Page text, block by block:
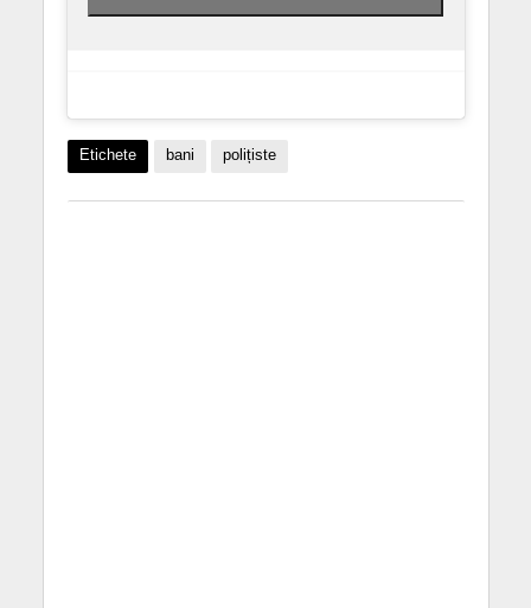
Etichete bani polițiste